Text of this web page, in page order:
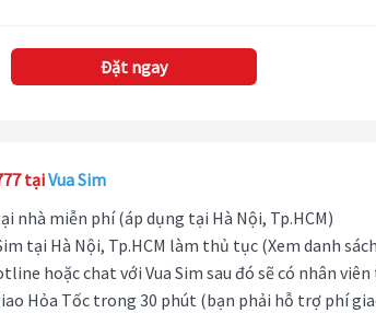
Đặt ngay
tạiVua Sim
nhà miễn phí (áp dụng tại Hà Nội, Tp.HCM)
tại Hà Nội, Tp.HCM làm thủ tục (Xem danh
hoặc chat với Vua Sim sau đó sẽ có nhân
Hỏa Tốc trong 30 phút (bạn phải hỗ trợ phí